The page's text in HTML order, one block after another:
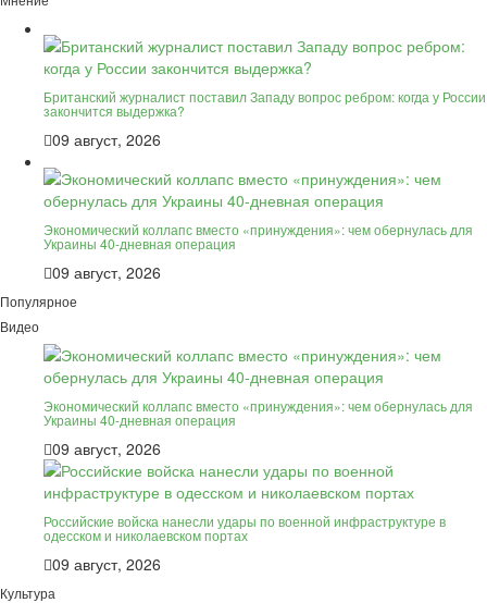
Британский журналист поставил Западу вопрос ребром: когда у России
закончится выдержка?
09 август, 2026
Экономический коллапс вместо «принуждения»: чем обернулась для
Украины 40-дневная операция
09 август, 2026
Популярное
Видео
Экономический коллапс вместо «принуждения»: чем обернулась для
Украины 40-дневная операция
09 август, 2026
Российские войска нанесли удары по военной инфраструктуре в
одесском и николаевском портах
09 август, 2026
Культура